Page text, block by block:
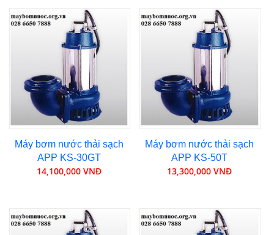
Máy bơm nước thải sạch
APP KS-30GT
14,100,000 VNĐ
Máy bơm nước thải sạch
APP KS-50T
13,300,000 VNĐ